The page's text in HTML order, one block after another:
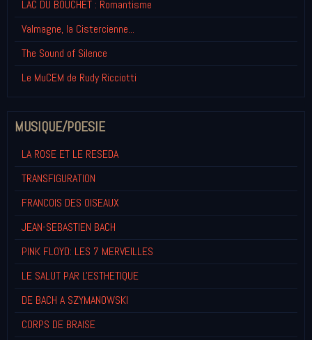
LAC DU BOUCHET : Romantisme
Valmagne, la Cistercienne...
The Sound of Silence
Le MuCEM de Rudy Ricciotti
MUSIQUE/POESIE
LA ROSE ET LE RESEDA
TRANSFIGURATION
FRANCOIS DES OISEAUX
JEAN-SEBASTIEN BACH
PINK FLOYD: LES 7 MERVEILLES
LE SALUT PAR L'ESTHETIQUE
DE BACH A SZYMANOWSKI
CORPS DE BRAISE